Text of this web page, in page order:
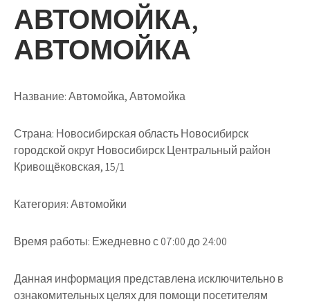
АВТОМОЙКА,
АВТОМОЙКА
Название:Автомойка, Автомойка
Страна: Новосибирская область Новосибирск
городской округ Новосибирск Центральный район
Кривощёковская, 15/1
Категория:Автомойки
Время работы: Ежедневно с 07:00 до 24:00
Данная информация представлена исключительно в
ознакомительных целях для помощи посетителям